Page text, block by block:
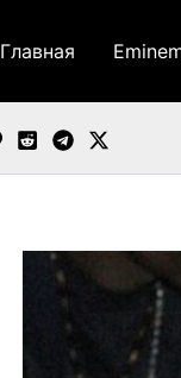
Главная